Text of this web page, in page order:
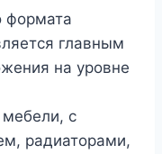
формата
главным
на уровне
с
радиаторами,